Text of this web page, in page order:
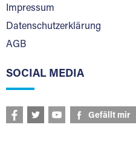
Impressum
Datenschutzerklärung
AGB
SOCIAL MEDIA
Gefällt mir